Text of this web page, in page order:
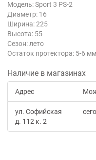
Модель: Sport 3 PS-2
Диаметр: 16
Ширина: 225
Высота: 55
Сезон: лето
Остаток протектора: 5-6 мм
Наличие в магазинах
Адрес
ул. Софийская
д. 112 к. 2